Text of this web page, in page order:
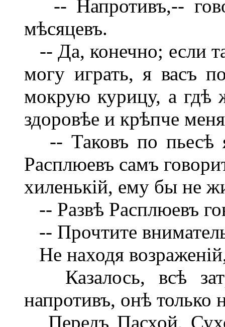
-- Напротивъ,--
мѣсяцевъ.
-- Да, конечно; если
могу играть, я васъ
мокрую курицу, а гдѣ
здоровѣе и крѣпче
-- Таковъ по пьесѣ
Расплюевъ самъ
хиленькій, ему бы не
-- Развѣ Расплюевъ
-- Прочтите
Не находя
Казалось, всѣ
напротивъ, онѣ только
Передъ Пасхой,